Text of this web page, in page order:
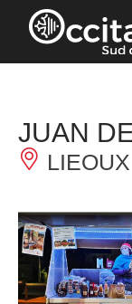
Panneau de
JUAN